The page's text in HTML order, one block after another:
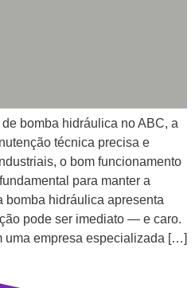
bomba hidráulica no ABC, a
técnica precisa e
o bom funcionamento
para manter a
bomba hidráulica apresenta
pode ser imediato — e caro.
uma empresa especializada […]